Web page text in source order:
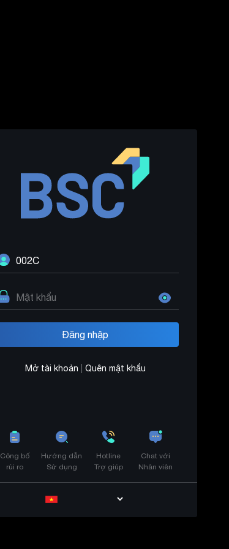
Mở tài khoản Quên mật khẩu
Công bố
rủi ro
Hướng dẫn
Sử dụng
Hotline
Trợ giúp
Chat với
Nhân viên